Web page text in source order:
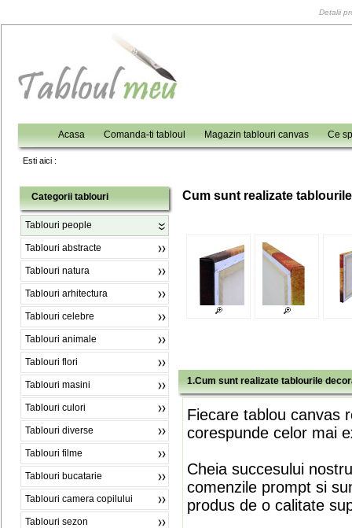
Detalii
Acasa Comanda-ti tabloul Magazin tablouri canvas Ce
Esti aici :
Categorii tablouri
Tablouri people
Tablouri abstracte
Tablouri natura
Tablouri arhitectura
Tablouri celebre
Tablouri animale
Tablouri flori
Tablouri masini
Tablouri culori
Tablouri diverse
Tablouri filme
Tablouri bucatarie
Tablouri camera copilului
Tablouri sezon
Cum sunt realizate
1.Cum sunt realizate tablourile
Fiecare tablou canvas
corespunde celor mai
Cheia succesului
comenzile prompt si
produs de o calitate